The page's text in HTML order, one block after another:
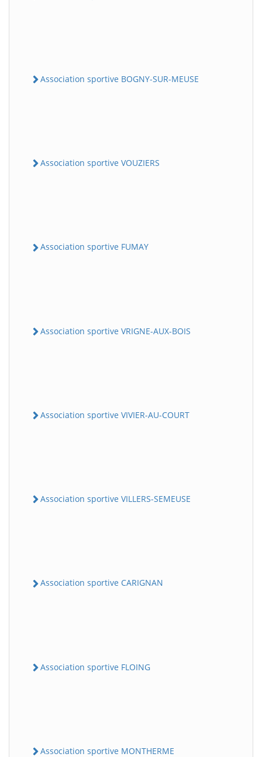
Association sportive BOGNY-SUR-MEUSE
Association sportive VOUZIERS
Association sportive FUMAY
Association sportive VRIGNE-AUX-BOIS
Association sportive VIVIER-AU-COURT
Association sportive VILLERS-SEMEUSE
Association sportive CARIGNAN
Association sportive FLOING
Association sportive MONTHERME